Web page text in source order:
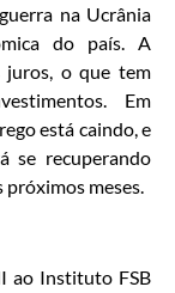
na Ucrânia
do país. A
juros, o que tem
Em
está caindo, e
se recuperando
meses.
ao Instituto FSB